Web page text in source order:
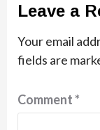
Leave a
Your email
fields are
Comment*